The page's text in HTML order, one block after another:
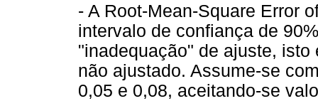
- A Root-Mean-Square Error
intervalo de confiança de
"inadequação" de ajuste,
não ajustado. Assume-se
0,05 e 0,08, aceitando-se